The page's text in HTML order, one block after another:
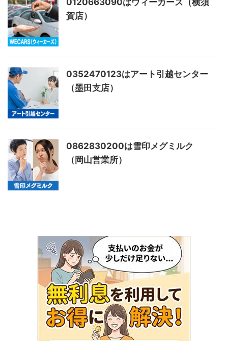
賀店）
0352470123はアート引越センター
（墨田支店）
0862830200は雪印メグミルク
（岡山営業所）